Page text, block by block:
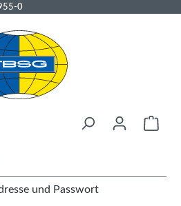
0
und Passwort